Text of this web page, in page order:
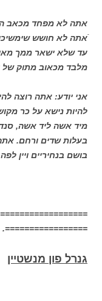
אתה לא מפחד מכאב
ֿאתה לא חושש שימשיכו
עד שלא ישאר ממך
מלבד מכאוב מתוק של
אני יודע: אתה רוצה
להיות נישא על כר
מיד אשה ליד אשה,
בעלות שדים ורחם.
בושם בנחיריים ויין
=================.
גנרל פון מנשטיין